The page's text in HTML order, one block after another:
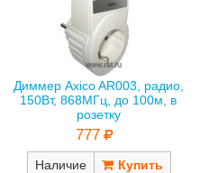
Диммер Axico AR003, радио,
150Вт, 868МГц, до 100м, в
розетку
777
Наличие